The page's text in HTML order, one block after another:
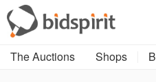
The Auctions Shops